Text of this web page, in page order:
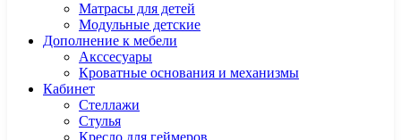
Матрасы для детей
Модульные детские
Дополнение к мебели
Акссесуары
Кроватные основания и механизмы
Кабинет
Cтеллажи
Cтулья
Кресло для геймеров